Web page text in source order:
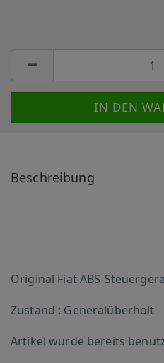
Beschreibung
Original Fiat ABS-
Zustand : Generalüberholt
Artikel wurde bereits